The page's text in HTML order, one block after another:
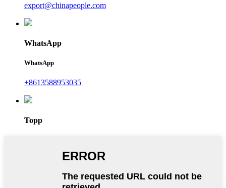
export@chinapeople.com
WhatsApp
WhatsApp
+8613588953035
Topp